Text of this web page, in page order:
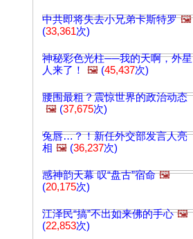
中共即将失去小兄弟卡斯特罗 🖼️
(33,361次)
神秘彩色光柱──我的天啊，外星
人来了！
🖼️ (45,437次)
腰围最粗？震惊世界的政治动态
🖼️ (37,675次)
兔唇…？！新任外交部发言人亮
相 🖼️ (36,237次)
感神韵天幕 叹“盘古”宿命 🖼️
(20,175次)
江泽民“搞”不出如来佛的手心 🖼️
(22,853次)